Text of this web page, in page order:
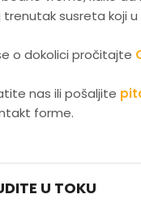
trenutak susreta koji
o dokolici pročitajte
nas ili pošaljite
forme.
U TOKU
Latino
Evropski
rekreacija